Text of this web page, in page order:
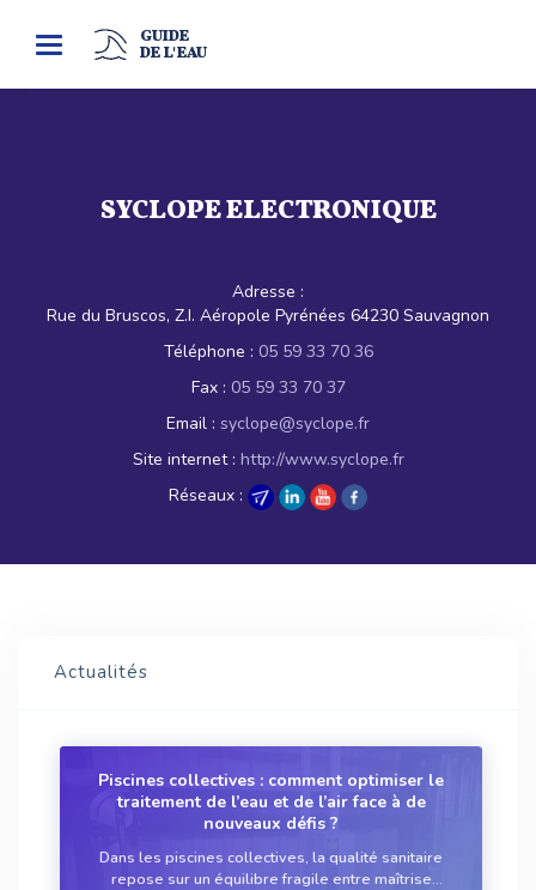
Toggle
GUIDE
DE L'EAU
SYCLOPE ELECTRONIQUE
Adresse :
Rue du Bruscos, Z.I. Aéropole Pyrénées 64230 Sauvagnon
Téléphone : 05 59 33 70 36
Fax : 05 59 33 70 37
Email : syclope@syclope.fr
Site internet : http://www.syclope.fr
Réseaux :
Actualités
Piscines collectives : comment optimiser le
traitement de l’eau et de l’air face à de
nouveaux défis ?
Dans les piscines collectives, la qualité sanitaire
repose sur un équilibre fragile entre maîtrise